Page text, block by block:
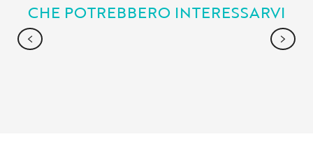
CHE POTREBBERO INTERESSARVI
NATURA E ATTIVITÀ IN MONTAGNA